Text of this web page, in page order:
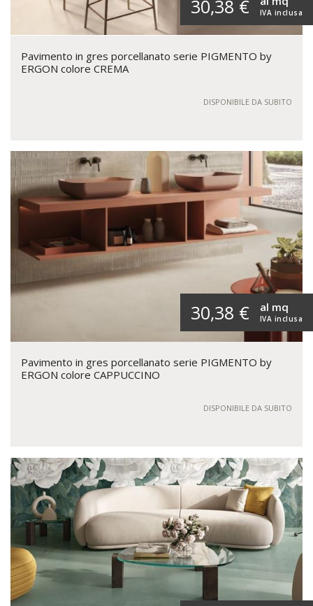
30,38 € IVA inclusa
Pavimento in gres porcellanato serie PIGMENTO by
ERGON colore CREMA
DISPONIBILE DA SUBITO
30,38 € IVA inclusa
al mq
Pavimento in gres porcellanato serie PIGMENTO by
ERGON colore CAPPUCCINO
DISPONIBILE DA SUBITO